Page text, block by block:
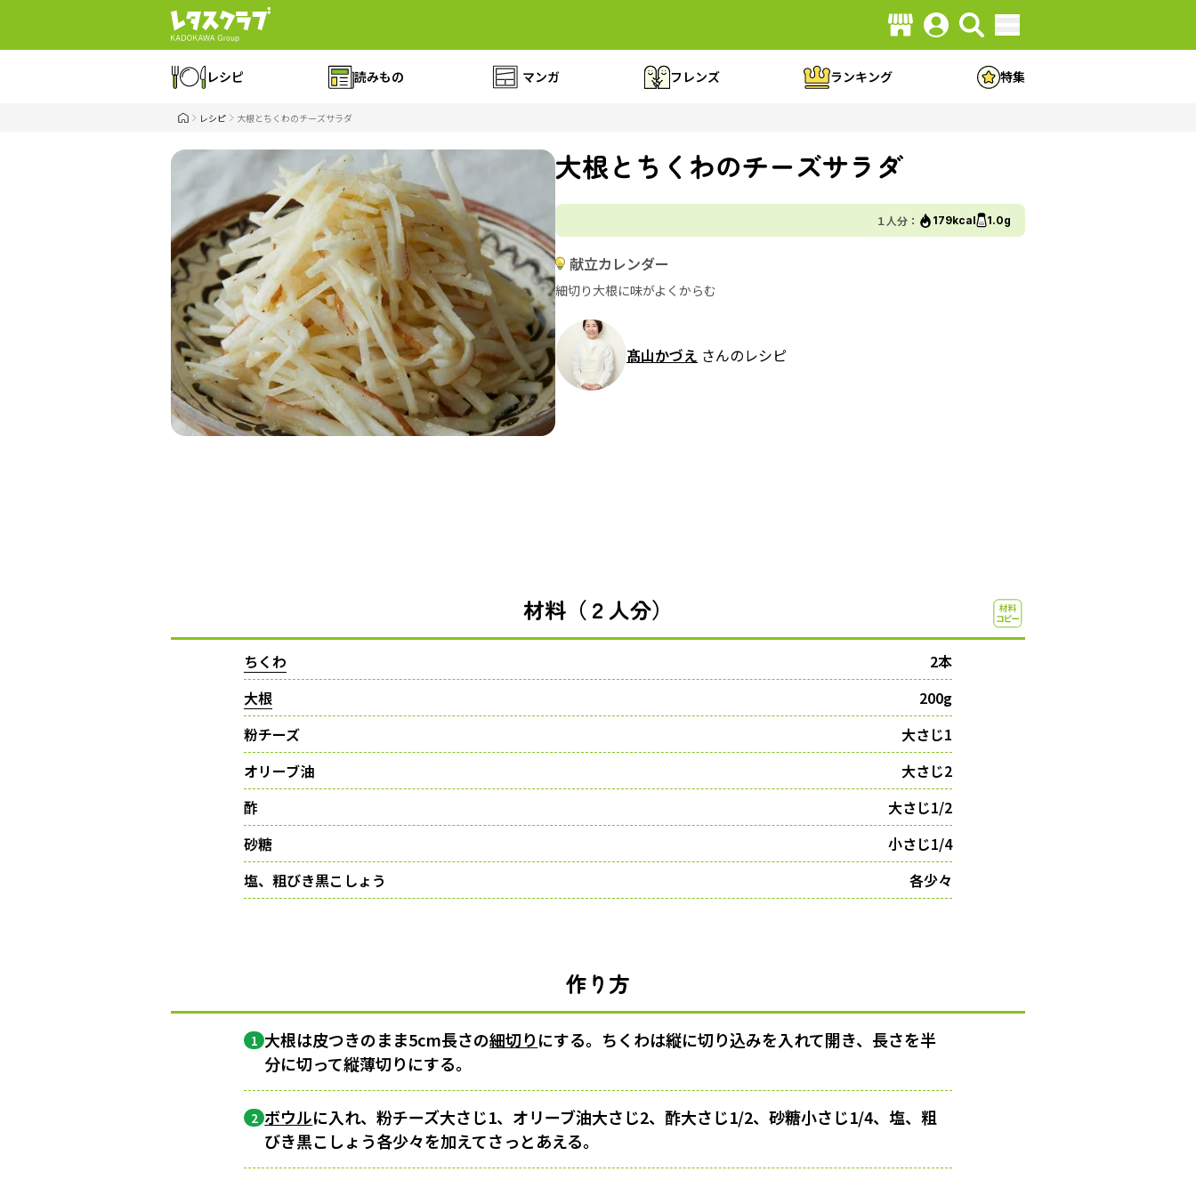
レシピ 読みもの マンガ フレンズ ランキング 特集
レシピ 大根とちくわのチーズサラダ
大根とちくわのチーズサラダ
１人分： 179kcal 1.0g
献立カレンダー
細切り大根に味がよくからむ
髙山かづえ さんのレシピ
材料（２人分）
ちくわ
2本
大根
200g
粉チーズ
大さじ1
オリーブ油
大さじ2
酢
大さじ1/2
砂糖
小さじ1/4
塩、粗びき黒こしょう
各少々
作り方
1 大根は皮つきのまま5cm長さの細切りにする。ちくわは縦に切り込みを入れて開き、長さを半
分に切って縦薄切りにする。
2 ボウルに入れ、粉チーズ大さじ1、オリーブ油大さじ2、酢大さじ1/2、砂糖小さじ1/4、塩、粗
びき黒こしょう各少々を加えてさっとあえる。